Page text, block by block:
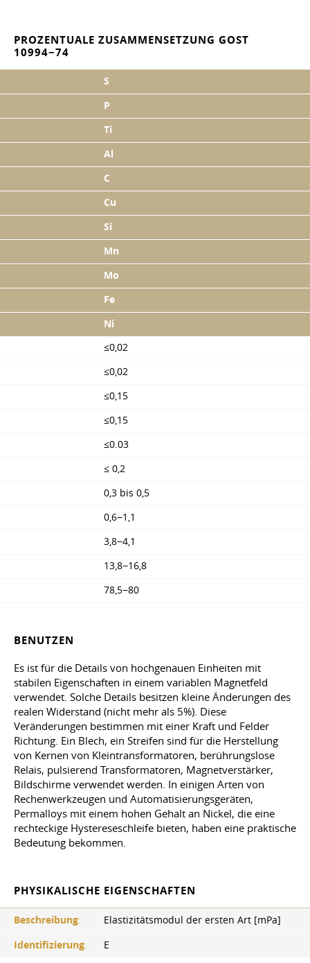
PROZENTUALE ZUSAMMENSETZUNG GOST
10994−74
S
P
Ti
Al
C
Cu
Si
Mn
Mo
Fe
Ni
≤0,02
≤0,02
≤0,15
≤0,15
≤0.03
≤ 0,2
0,3 bis 0,5
0,6−1,1
3,8−4,1
13,8−16,8
78,5−80
BENUTZEN
Es ist für die Details von hochgenauen Einheiten mit
stabilen Eigenschaften in einem variablen Magnetfeld
verwendet. Solche Details besitzen kleine Änderungen des
realen Widerstand (nicht mehr als 5%). Diese
Veränderungen bestimmen mit einer Kraft und Felder
Richtung. Ein Blech, ein Streifen sind für die Herstellung
von Kernen von Kleintransformatoren, berührungslose
Relais, pulsierend Transformatoren, Magnetverstärker,
Bildschirme verwendet werden. In einigen Arten von
Rechenwerkzeugen und Automatisierungsgeräten,
Permalloys mit einem hohen Gehalt an Nickel, die eine
rechteckige Hystereseschleife bieten, haben eine praktische
Bedeutung bekommen.
PHYSIKALISCHE EIGENSCHAFTEN
Beschreibung:
Elastizitätsmodul der ersten Art [mPa]
Identifizierung:
E